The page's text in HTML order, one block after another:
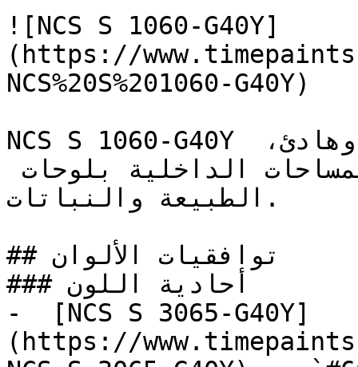
![NCS S 1060-G40Y]
(https://
NCS%20S%201060-G40Y)
NCS S 1060-G40Y أخضر متوسط النطاق، دافئ وهادئ،
الطبيعة والنباتات.
## توافقيات الألوان
### أحادية اللون
-  [NCS S 3065-G40Y]
(https://